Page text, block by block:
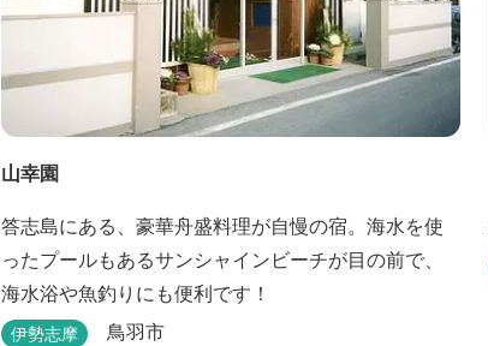
山幸園
答志島にある、豪華舟盛料理が自慢の宿。海水を使
ったプールもあるサンシャインビーチが目の前で、
海水浴や魚釣りにも便利です！
伊勢志摩 鳥羽市